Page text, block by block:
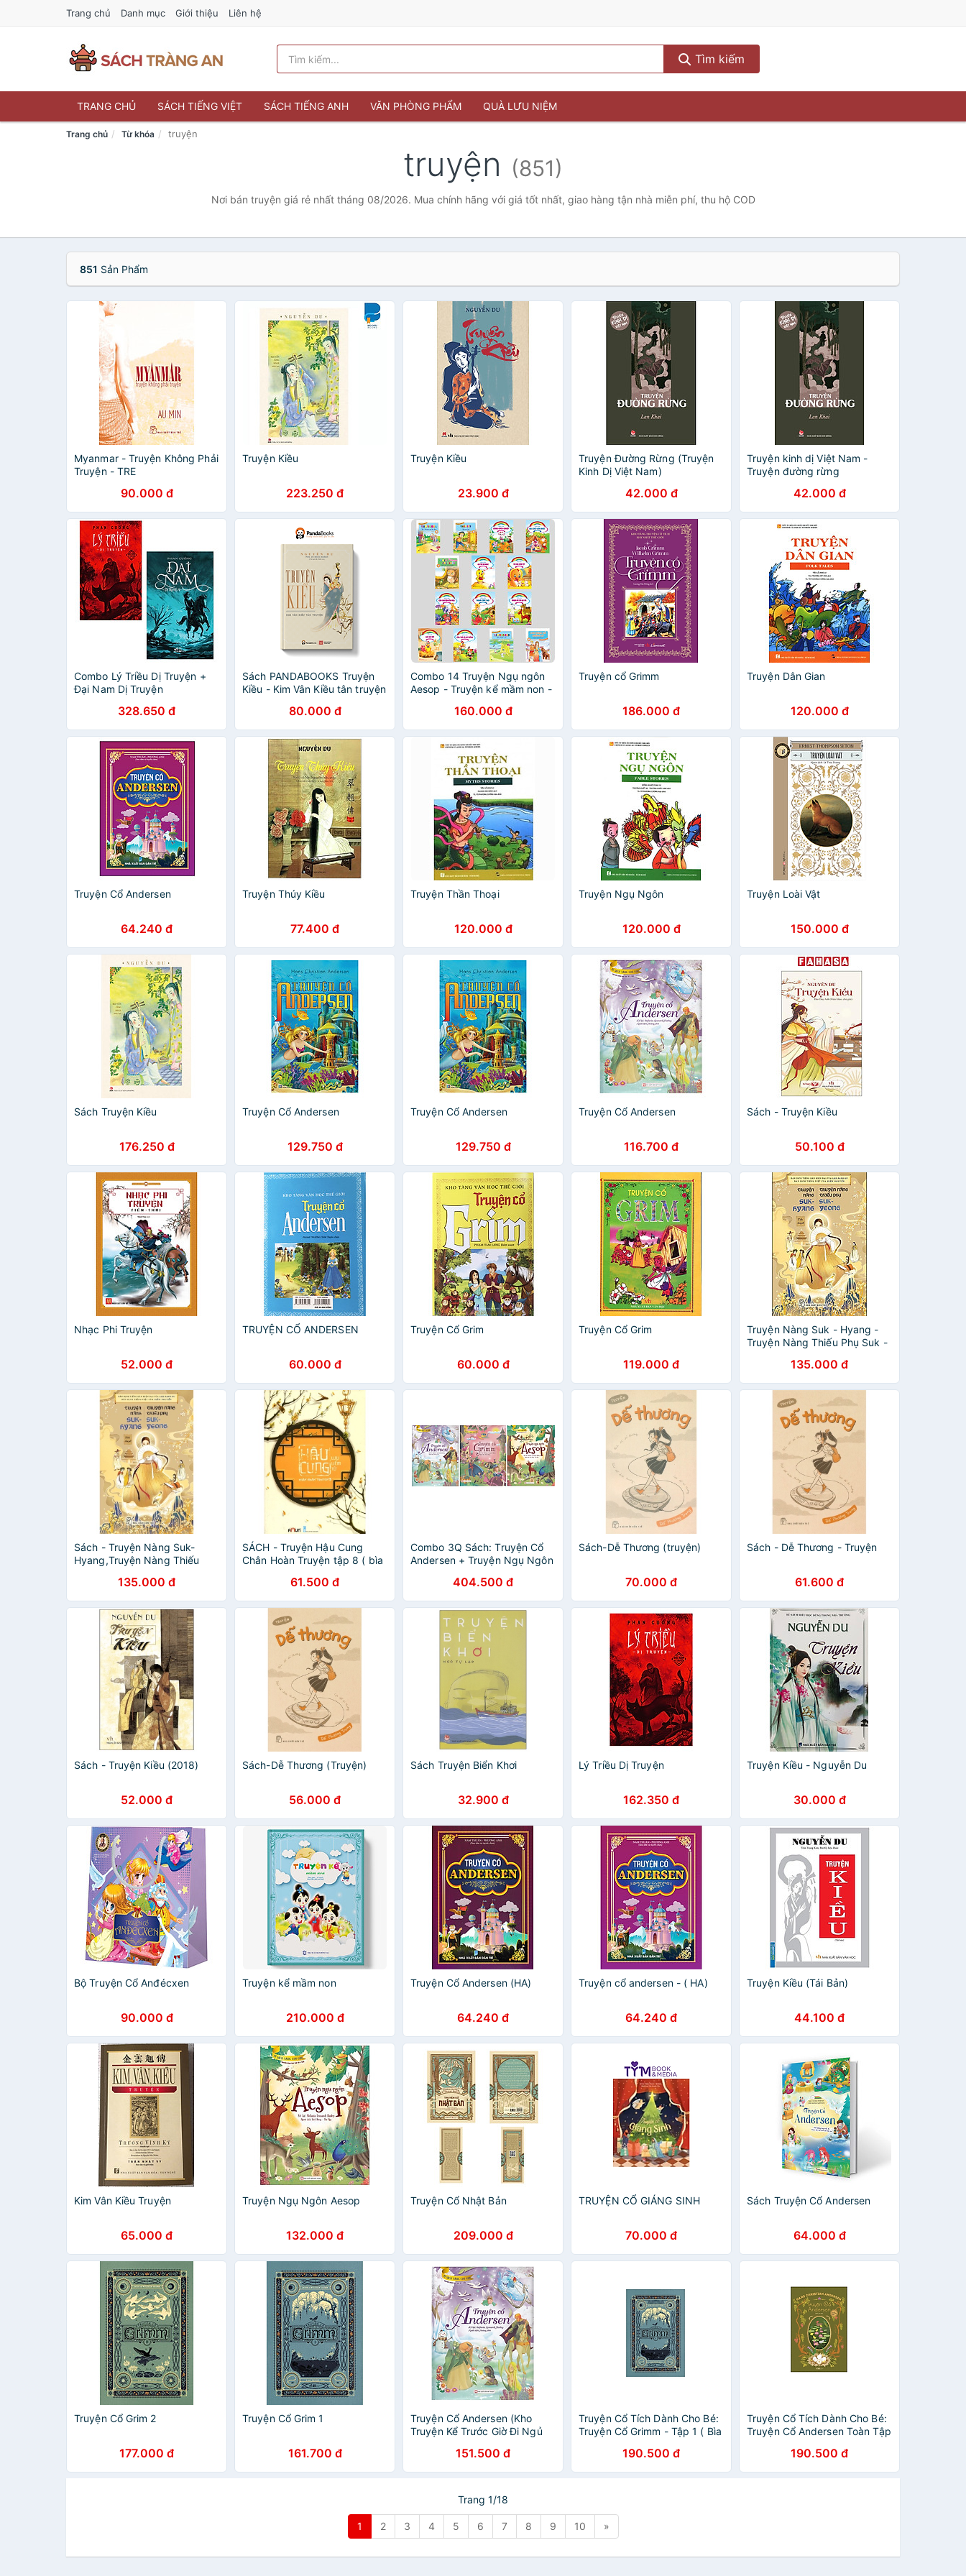
Trang chủ Danh mục Giới thiệu Liên hệ
Tìm kiếm
TRANG CHỦ SÁCH TIẾNG VIỆT SÁCH TIẾNG ANH VĂN PHÒNG PHẨM QUÀ LƯU NIỆM
Trang chủ Từ khóa truyện
truyện (851)
Nơi bán truyện giá rẻ nhất tháng 08/2026. Mua chính hãng với giá tốt nhất, giao hàng tận nhà miễn phí, thu hộ COD
851 Sản Phẩm
Myanmar - Truyện Không Phải
Truyện - TRE
90.000 đ
Truyện Kiều
223.250 đ
Truyện Kiều
23.900 đ
Truyện Đường Rừng (Truyện
Kinh Dị Việt Nam)
42.000 đ
Truyện kinh dị Việt Nam -
Truyện đường rừng
42.000 đ
Combo Lý Triều Dị Truyện +
Đại Nam Dị Truyện
328.650 đ
Sách PANDABOOKS Truyện
Kiều - Kim Vân Kiều tân truyện
80.000 đ
Combo 14 Truyện Ngụ ngôn
Aesop - Truyện kể mầm non -
160.000 đ
Truyện cổ Grimm
186.000 đ
Truyện Dân Gian
120.000 đ
Truyện Cổ Andersen
64.240 đ
Truyện Thúy Kiều
77.400 đ
Truyện Thần Thoại
120.000 đ
Truyện Ngụ Ngôn
120.000 đ
Truyện Loài Vật
150.000 đ
Sách Truyện Kiều
176.250 đ
Truyện Cổ Andersen
129.750 đ
Truyện Cổ Andersen
129.750 đ
Truyện Cổ Andersen
116.700 đ
Sách - Truyện Kiều
50.100 đ
Nhạc Phi Truyện
52.000 đ
TRUYỆN CỔ ANDERSEN
60.000 đ
Truyện Cổ Grim
60.000 đ
Truyện Cổ Grim
119.000 đ
Truyện Nàng Suk - Hyang -
Truyện Nàng Thiếu Phụ Suk -
135.000 đ
Sách - Truyện Nàng Suk-
Hyang,Truyện Nàng Thiếu
135.000 đ
SÁCH - Truyện Hậu Cung
Chân Hoàn Truyện tập 8 ( bìa
61.500 đ
Combo 3Q Sách: Truyện Cổ
Andersen + Truyện Ngụ Ngôn
Sách Vàng Cho Con - Kho
Truyện Kể Trước Giờ Đi Ngủ
Cho Bé)
404.500 đ
Sách-Dễ Thương (truyện)
70.000 đ
Sách - Dễ Thương - Truyện
61.600 đ
Sách - Truyện Kiều (2018)
52.000 đ
Sách-Dễ Thương (Truyện)
56.000 đ
Sách Truyện Biển Khơi
32.900 đ
Lý Triều Dị Truyện
162.350 đ
Truyện Kiều - Nguyễn Du
30.000 đ
Bộ Truyện Cổ Anđécxen
90.000 đ
Truyện kể mầm non
210.000 đ
Truyện Cổ Andersen (HA)
64.240 đ
Truyện cổ andersen - ( HA)
64.240 đ
Truyện Kiều (Tái Bản)
44.100 đ
Kim Vân Kiều Truyện
65.000 đ
Truyện Ngụ Ngôn Aesop
132.000 đ
Truyện Cổ Nhật Bản
209.000 đ
TRUYỆN CỔ GIÁNG SINH
70.000 đ
Sách Truyện Cổ Andersen
64.000 đ
Truyện Cổ Grim 2
177.000 đ
Truyện Cổ Grim 1
161.700 đ
Truyện Cổ Andersen (Kho
Truyện Kể Trước Giờ Đi Ngủ
151.500 đ
Truyện Cổ Tích Dành Cho Bé:
Truyện Cổ Grimm - Tập 1 ( Bìa
190.500 đ
Truyện Cổ Tích Dành Cho Bé:
Truyện Cổ Andersen Toàn Tập
190.500 đ
Trang 1/18
1 2 3 4 5 6 7 8 9 10 »